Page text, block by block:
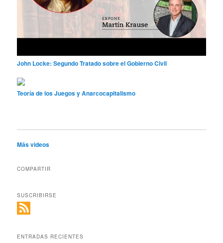
John Locke: Segundo Tratado sobre el Gobierno Civil
Teoría de los Juegos y Anarcocapitalismo
Más videos
COMPARTIR
SUSCRIBIRSE
ENTRADAS RECIENTES